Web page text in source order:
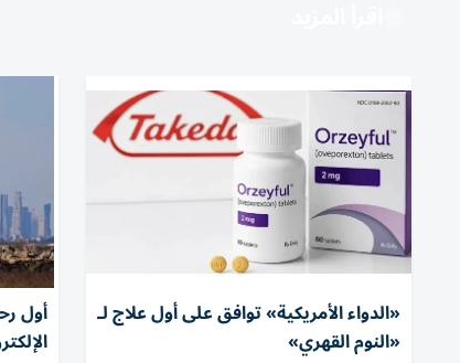
«الدواء الأمريكية» توافق على أول علاج لـ
«النوم القهري»
أول